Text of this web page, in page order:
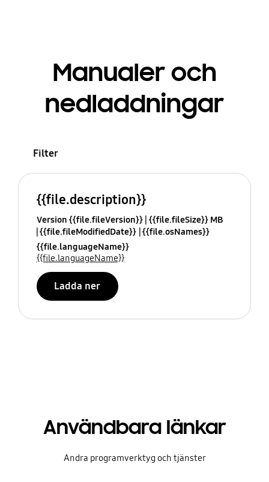
Manualer och
nedladdningar
Filter
{{file.description}}
Version {{file.fileVersion}} {{file.fileSize}} MB
{{file.fileModifiedDate}} {{file.osNames}}
{{file.languageName}}
{{file.languageName}}
Ladda ner
Användbara länkar
Andra programverktyg och tjänster